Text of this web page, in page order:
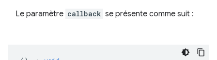
Le paramètre callback se présente comme suit :